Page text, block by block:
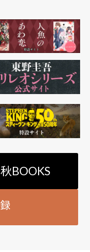
BOOKS